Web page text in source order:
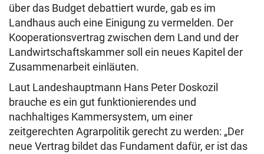
über das Budget debattiert wurde, gab es im
Landhaus auch eine Einigung zu vermelden. Der
Kooperationsvertrag zwischen dem Land und der
Landwirtschaftskammer soll ein neues Kapitel der
Zusammenarbeit einläuten.
Laut Landeshauptmann Hans Peter Doskozil
brauche es ein gut funktionierendes und
nachhaltiges Kammersystem, um einer
zeitgerechten Agrarpolitik gerecht zu werden: „Der
neue Vertrag bildet das Fundament dafür, er ist das